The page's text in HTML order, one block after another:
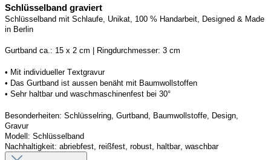
Schlüsselband graviert
Schlüsselband mit Schlaufe, Unikat, 100 % Handarbeit, Designed & Made
in Berlin
Gurtband ca.: 15 x 2 cm | Ringdurchmesser: 3 cm
• Mit individueller Textgravur
• Das Gurtband ist aussen benäht mit Baumwollstoffen
• Sehr haltbar und waschmaschinenfest bei 30°
Besonderheiten: Schlüsselring, Gurtband, Baumwollstoffe, Design,
Gravur
Modell: Schlüsselband
Nachhaltigkeit: abriebfest, reißfest, robust, haltbar, waschbar